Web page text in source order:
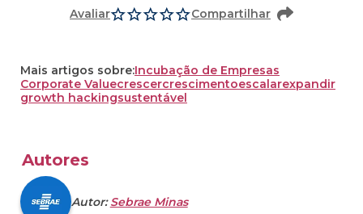
Avaliar Compartilhar
Mais artigos sobre:Incubação de Empresas
Corporate Valuecrescercrescimentoescalarexpandir
growth hackingsustentável
Autores
Autor:Sebrae Minas